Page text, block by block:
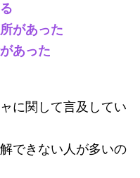
があった
あった
に関して言及してい
できない人が多いの